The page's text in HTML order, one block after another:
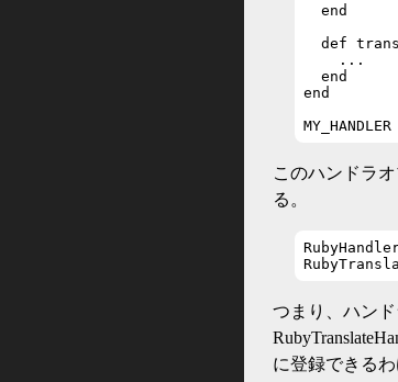
  end
def
    ...
  end
end
このハンドラ
る。
RubyHandler
つまり、ハンド
に登録できる